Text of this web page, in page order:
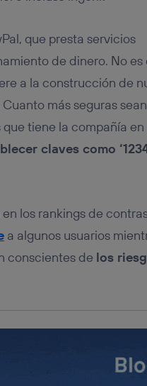
que presta servicios
de dinero. No es
a la construcción de
más seguras
tiene la compañía en
claves como
los rankings de
a algunos usuarios
conscientes de los
o análisis se
miembros del hogar que
ya que se basará
Utiq” en la parte
de Utiq (“consenthub”).
Utiq.